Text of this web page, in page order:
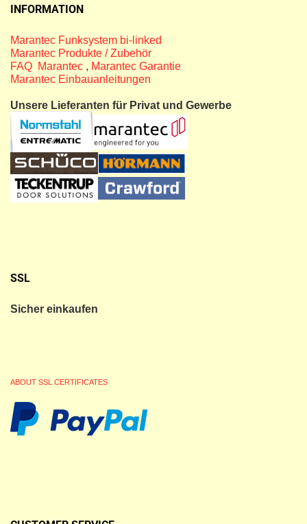
INFORMATION
Marantec Funksystem bi-linked
Marantec Produkte / Zubehör
FAQ Marantec , Marantec Garantie
Marantec Einbauanleitungen
Unsere Lieferanten für Privat und Gewerbe
SSL
Sicher einkaufen
ABOUT SSL CERTIFICATES